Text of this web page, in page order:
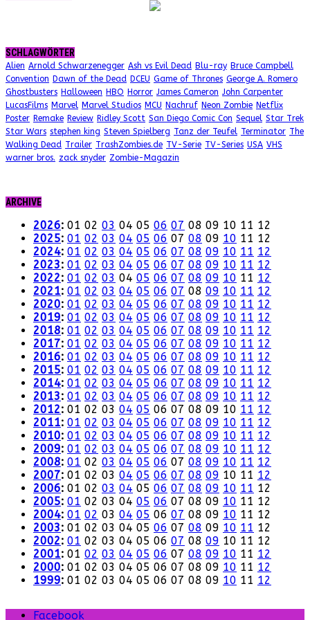
SCHLAGWÖRTER
Alien Arnold Schwarzenegger Ash vs Evil Dead Blu-ray Bruce Campbell
Convention Dawn of the Dead DCEU Game of Thrones George A. Romero
Ghostbusters Halloween HBO Horror James Cameron John Carpenter
LucasFilms Marvel Marvel Studios MCU Nachruf Neon Zombie Netflix
Poster Remake Review Ridley Scott San Diego Comic Con Sequel Star Trek
Star Wars stephen king Steven Spielberg Tanz der Teufel Terminator The
Walking Dead Trailer TrashZombies.de TV-Serie TV-Series USA VHS
warner bros. zack snyder Zombie-Magazin
ARCHIVE
2026: 01 02 03 04 05 06 07 08 09 10 11 12
2025: 01 02 03 04 05 06 07 08 09 10 11 12
2024: 01 02 03 04 05 06 07 08 09 10 11 12
2023: 01 02 03 04 05 06 07 08 09 10 11 12
2022: 01 02 03 04 05 06 07 08 09 10 11 12
2021: 01 02 03 04 05 06 07 08 09 10 11 12
2020: 01 02 03 04 05 06 07 08 09 10 11 12
2019: 01 02 03 04 05 06 07 08 09 10 11 12
2018: 01 02 03 04 05 06 07 08 09 10 11 12
2017: 01 02 03 04 05 06 07 08 09 10 11 12
2016: 01 02 03 04 05 06 07 08 09 10 11 12
2015: 01 02 03 04 05 06 07 08 09 10 11 12
2014: 01 02 03 04 05 06 07 08 09 10 11 12
2013: 01 02 03 04 05 06 07 08 09 10 11 12
2012: 01 02 03 04 05 06 07 08 09 10 11 12
2011: 01 02 03 04 05 06 07 08 09 10 11 12
2010: 01 02 03 04 05 06 07 08 09 10 11 12
2009: 01 02 03 04 05 06 07 08 09 10 11 12
2008: 01 02 03 04 05 06 07 08 09 10 11 12
2007: 01 02 03 04 05 06 07 08 09 10 11 12
2006: 01 02 03 04 05 06 07 08 09 10 11 12
2005: 01 02 03 04 05 06 07 08 09 10 11 12
2004: 01 02 03 04 05 06 07 08 09 10 11 12
2003: 01 02 03 04 05 06 07 08 09 10 11 12
2002: 01 02 03 04 05 06 07 08 09 10 11 12
2001: 01 02 03 04 05 06 07 08 09 10 11 12
2000: 01 02 03 04 05 06 07 08 09 10 11 12
1999: 01 02 03 04 05 06 07 08 09 10 11 12
Facebook